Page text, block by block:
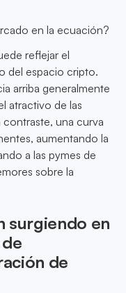
en la ecuación?
reflejar el
del espacio cripto.
arriba generalmente
atractivo de las
una curva
aumentando la
a las pymes de
sobre la
surgiendo en
de